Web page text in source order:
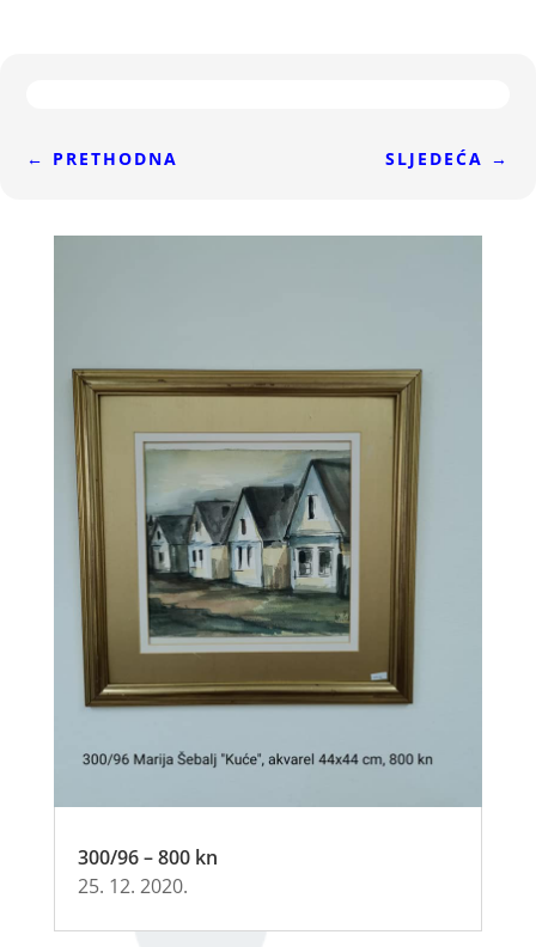
← PRETHODNA SLJEDEĆA →
300/96 – 800 kn
25. 12. 2020.